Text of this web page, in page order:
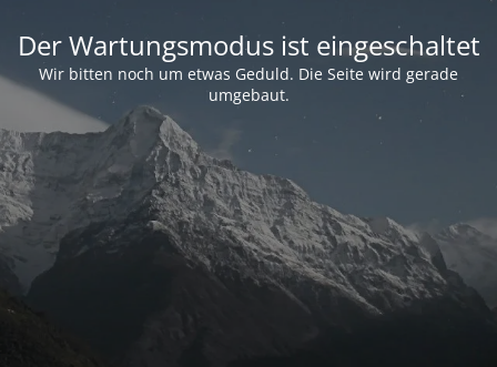
Der Wartungsmodus ist eingeschaltet
Wir bitten noch um etwas Geduld. Die Seite wird gerade
umgebaut.